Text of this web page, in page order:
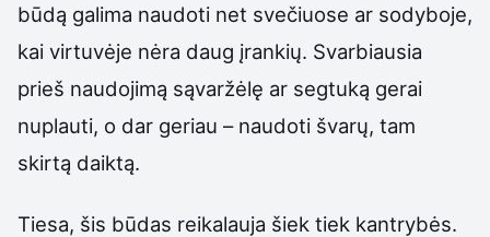
būdą galima naudoti net svečiuose ar sodyboje,
kai virtuvėje nėra daug įrankių. Svarbiausia
prieš naudojimą sąvaržėlę ar segtuką gerai
nuplauti, o dar geriau – naudoti švarų, tam
skirtą daiktą.
Tiesa, šis būdas reikalauja šiek tiek kantrybės.